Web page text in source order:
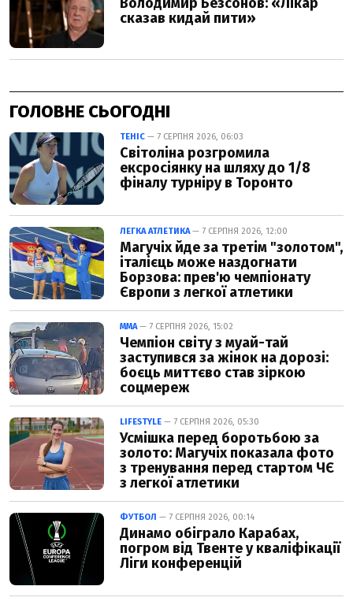
ГОЛОВНЕ СЬОГОДНІ
ТЕНІС — 7 СЕРПНЯ 2026, 06:03
Світоліна розгромила
ексросіянку на шляху до 1/8
фіналу турніру в Торонто
ЛЕГКА АТЛЕТИКА— 7 СЕРПНЯ 2026, 12:00
Магучіх йде за третім "золотом",
італієць може наздогнати
Борзова: прев'ю чемпіонату
Європи з легкої атлетики
ММА— 7 СЕРПНЯ 2026, 15:02
Чемпіон світу з муай-тай
заступився за жінок на дорозі:
боєць миттєво став зіркою
соцмереж
LIFESTYLE — 7 СЕРПНЯ 2026, 05:30
Усмішка перед боротьбою за
золото: Магучіх показала фото
з тренування перед стартом ЧЄ
з легкої атлетики
ФУТБОЛ — 7 СЕРПНЯ 2026, 00:14
Динамо обіграло Карабах,
погром від Твенте у кваліфікації
Ліги конференцій